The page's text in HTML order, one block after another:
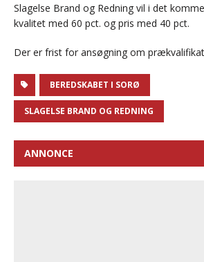
Slagelse Brand og Redning vil i det
kvalitet med 60 pct. og pris med 40 pct.
Der er frist for ansøgning om
BEREDSKABET I SORØ
SLAGELSE BRAND OG REDNING
ANNONCE